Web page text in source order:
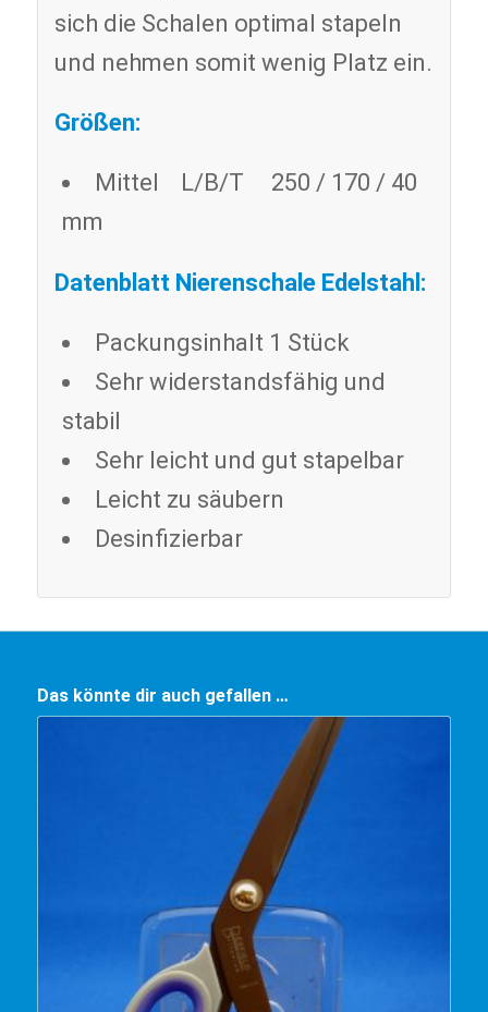
sich die Schalen optimal stapeln
und nehmen somit wenig Platz ein.
Größen:
Mittel L/B/T 250 / 170 / 40
mm
Datenblatt Nierenschale Edelstahl:
Packungsinhalt 1 Stück
Sehr widerstandsfähig und
stabil
Sehr leicht und gut stapelbar
Leicht zu säubern
Desinfizierbar
Das könnte dir auch gefallen …